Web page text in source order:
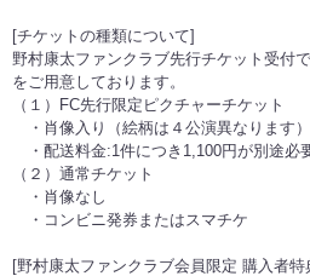
[チケットの種類について]
野村康太ファンクラブ先行チケット受付
をご用意しております。
（１）FC先行限定ピクチャーチケット
・肖像入り（絵柄は４公演異なります）
・配送料金:1件につき1,100円が別途必
（２）通常チケット
・肖像なし
・コンビニ発券またはスマチケ
[野村康太ファンクラブ会員限定 購入者特